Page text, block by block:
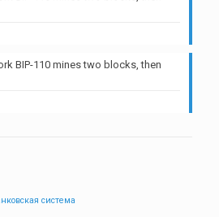
BIP-110 mines two blocks, then
система